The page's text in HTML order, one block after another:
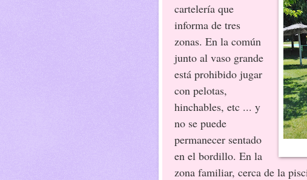
cartelería que
informa de tres
zonas. En la común
junto al vaso grande
está prohibido jugar
con pelotas,
hinchables, etc ... y
no se puede
permanecer sentado
en el bordillo. En la
zona familiar, cerca de la